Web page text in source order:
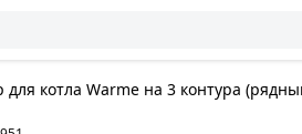
для котла Warme на 3 контура